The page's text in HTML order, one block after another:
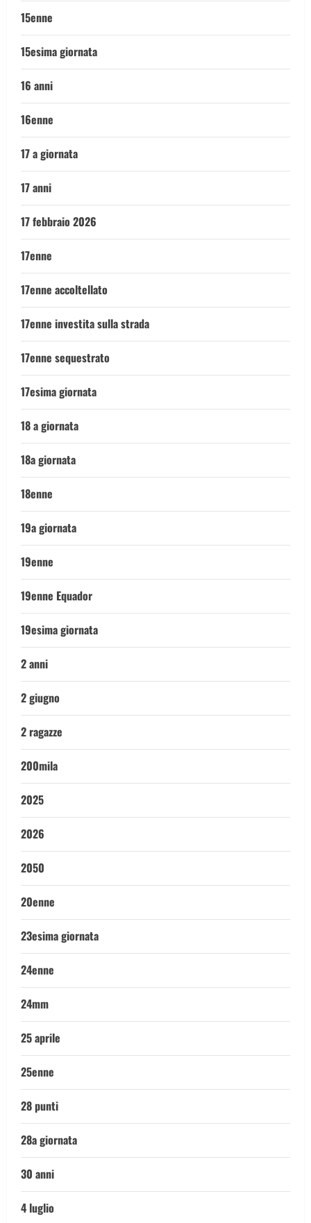
15enne
15esima giornata
16 anni
16enne
17 a giornata
17 anni
17 febbraio 2026
17enne
17enne accoltellato
17enne investita sulla strada
17enne sequestrato
17esima giornata
18 a giornata
18a giornata
18enne
19a giornata
19enne
19enne Equador
19esima giornata
2 anni
2 giugno
2 ragazze
200mila
2025
2026
2050
20enne
23esima giornata
24enne
24mm
25 aprile
25enne
28 punti
28a giornata
30 anni
4 luglio